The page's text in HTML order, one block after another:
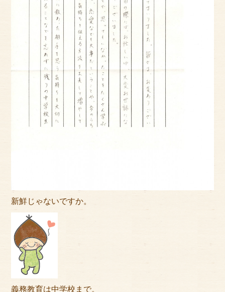
ご利用の流れ
今月のオススメ衣装
成人式特設ページ
お問い合わせ
お客様の声
新鮮じゃないですか。
義務教育は中学校まで。